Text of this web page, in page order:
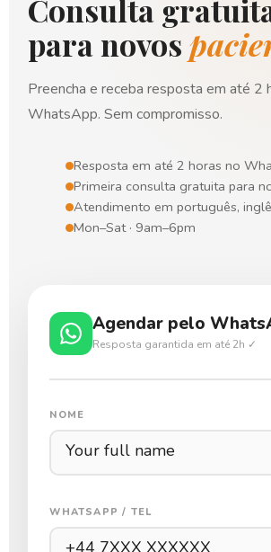
Consulta
para novos
Preencha e receba resposta em até 2
WhatsApp. Sem compromisso.
Resposta em até 2 horas no
Primeira consulta gratuita para
Atendimento em português,
Mon–Sat · 9am–6pm
Agendar pelo
Resposta garantida em até 2h ✓
NOME
WHATSAPP / TEL